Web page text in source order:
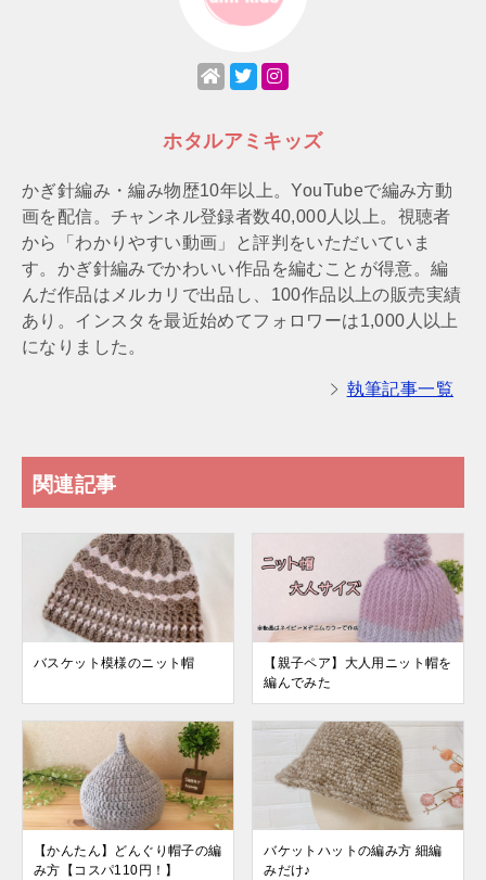
ホタルアミキッズ
かぎ針編み・編み物歴10年以上。YouTubeで編み方動
画を配信。チャンネル登録者数40,000人以上。視聴者
から「わかりやすい動画」と評判をいただいていま
す。かぎ針編みでかわいい作品を編むことが得意。編
んだ作品はメルカリで出品し、100作品以上の販売実績
あり。インスタを最近始めてフォロワーは1,000人以上
になりました。
執筆記事一覧
関連記事
バスケット模様のニット帽
【親子ペア】大人用ニット帽を
編んでみた
【かんたん】どんぐり帽子の編
み方【コスパ110円！】
バケットハットの編み方 細編
みだけ♪